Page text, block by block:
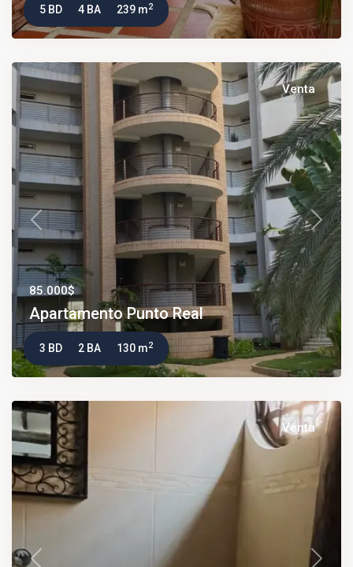
5 BD 4 BA 239 m2
Venta
Previous Next
85.000$
Apartamento Punto Real
3 BD 2 BA 130 m2
Venta